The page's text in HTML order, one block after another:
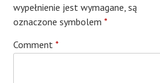
wypełnienie jest wymagane, są
oznaczone symbolem*
Comment*